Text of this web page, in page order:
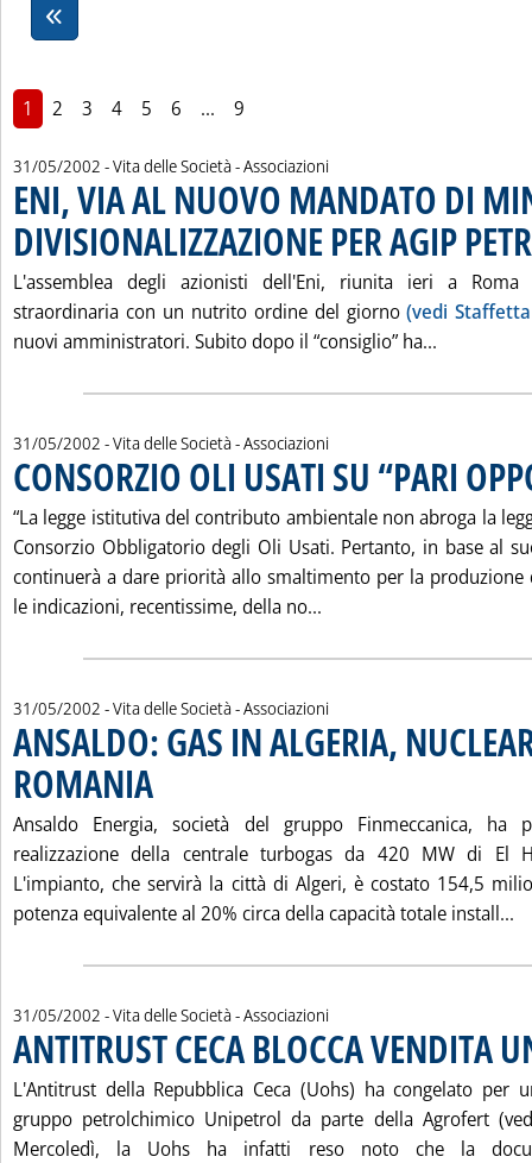
1 2 3 4 5 6 ... 9
31/05/2002 - Vita delle Società - Associazioni
ENI, VIA AL NUOVO MANDATO DI
DIVISIONALIZZAZIONE PER AGIP
L'assemblea degli azionisti dell'Eni, riunita ieri a
straordinaria con un nutrito ordine del giorno(vedi
nuovi amministratori. Subito dopo il “consiglio” ha...
31/05/2002 - Vita delle Società - Associazioni
CONSORZIO OLI USATI SU “PARI
“La legge istitutiva del contributo ambientale non abroga la
Consorzio Obbligatorio degli Oli Usati. Pertanto, in base al
continuerà a dare priorità allo smaltimento per la
le indicazioni, recentissime, della no...
31/05/2002 - Vita delle Società - Associazioni
ANSALDO: GAS IN ALGERIA,
ROMANIA
Ansaldo Energia, società del gruppo Finmeccanica,
realizzazione della centrale turbogas da 420 MW di El
L'impianto, che servirà la città di Algeri, è costato 154,5
potenza equivalente al 20% circa della capacità totale install...
31/05/2002 - Vita delle Società - Associazioni
ANTITRUST CECA BLOCCA VENDITA
L'Antitrust della Repubblica Ceca (Uohs) ha congelato per
gruppo petrolchimico Unipetrol da parte della Agrofert
Mercoledì, la Uohs ha infatti reso noto che la